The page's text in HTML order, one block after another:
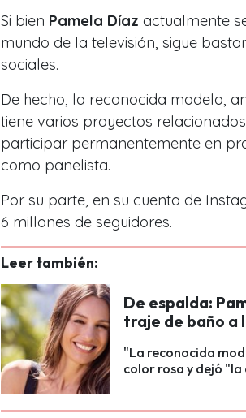
Si bien Pamela Díaz actualmente
mundo de la televisión, sigue
sociales.
De hecho, la reconocida modelo,
tiene varios proyectos
participar permanentemente en
como panelista.
Por su parte, en su cuenta de
6 millones de seguidores.
Leer también:
De espalda:
traje de baño a
"La reconocida
color rosa y dejó "la